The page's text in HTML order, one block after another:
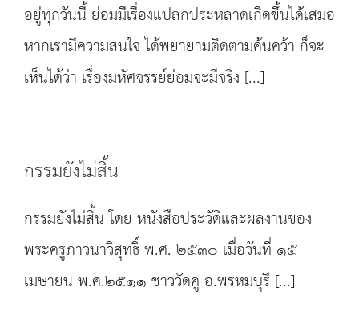
อยู่ทุกวันนี้ ย่อมมีเรื่องแปลกประหลาดเกิดขึ้นได้เสมอ
หากเรามีความสนใจ ได้พยายามติดตามค้นคว้า ก็จะ
เห็นได้ว่า เรื่องมหัศจรรย์ย่อมจะมีจริง [...]
กรรมยังไม่สิ้น
กรรมยังไม่สิ้น โดย หนังสือประวัดิและผลงานของ
พระครูภาวนาวิสุทธิ์ พ.ศ. ๒๕๓๐ เมื่อวันที่ ๑๕
เมษายน พ.ศ.๒๕๑๑ ชาววัดคู อ.พรหมบุรี [...]